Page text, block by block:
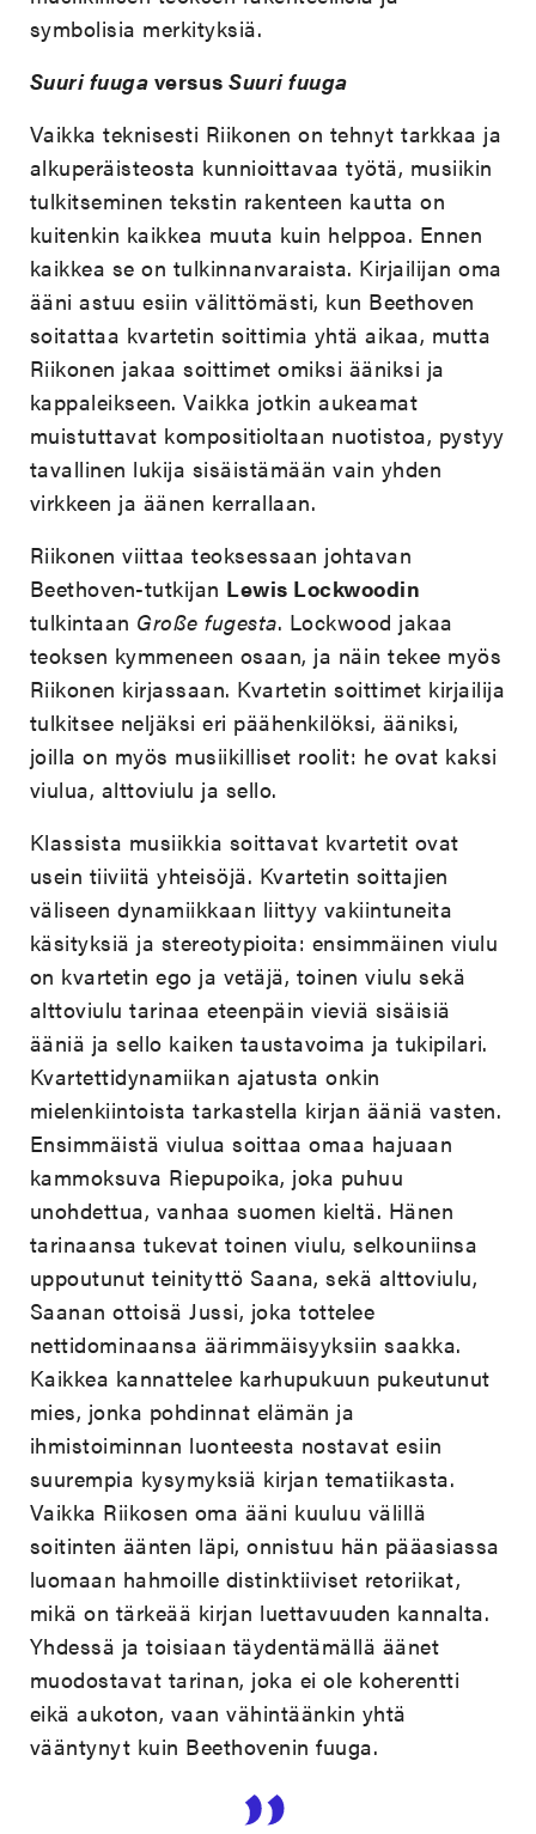
symbolisia merkityksiä.
Suuri fuuga versusSuuri fuuga
Vaikka teknisesti Riikonen on tehnyt tarkkaa ja
alkuperäisteosta kunnioittavaa työtä, musiikin
tulkitseminen tekstin rakenteen kautta on
kuitenkin kaikkea muuta kuin helppoa. Ennen
kaikkea se on tulkinnanvaraista. Kirjailijan oma
ääni astuu esiin välittömästi, kun Beethoven
soitattaa kvartetin soittimia yhtä aikaa, mutta
Riikonen jakaa soittimet omiksi ääniksi ja
kappaleikseen. Vaikka jotkin aukeamat
muistuttavat kompositioltaan nuotistoa, pystyy
tavallinen lukija sisäistämään vain yhden
virkkeen ja äänen kerrallaan.
Riikonen viittaa teoksessaan johtavan
Beethoven-tutkijan Lewis Lockwoodin
tulkintaan Große fugesta. Lockwood jakaa
teoksen kymmeneen osaan, ja näin tekee myös
Riikonen kirjassaan. Kvartetin soittimet kirjailija
tulkitsee neljäksi eri päähenkilöksi, ääniksi,
joilla on myös musiikilliset roolit: he ovat kaksi
viulua, alttoviulu ja sello.
Klassista musiikkia soittavat kvartetit ovat
usein tiiviitä yhteisöjä. Kvartetin soittajien
väliseen dynamiikkaan liittyy vakiintuneita
käsityksiä ja stereotypioita: ensimmäinen viulu
on kvartetin ego ja vetäjä, toinen viulu sekä
alttoviulu tarinaa eteenpäin vieviä sisäisiä
ääniä ja sello kaiken taustavoima ja tukipilari.
Kvartettidynamiikan ajatusta onkin
mielenkiintoista tarkastella kirjan ääniä vasten.
Ensimmäistä viulua soittaa omaa hajuaan
kammoksuva Riepupoika, joka puhuu
unohdettua, vanhaa suomen kieltä. Hänen
tarinaansa tukevat toinen viulu, selkouniinsa
uppoutunut teinityttö Saana, sekä alttoviulu,
Saanan ottoisä Jussi, joka tottelee
nettidominaansa äärimmäisyyksiin saakka.
Kaikkea kannattelee karhupukuun pukeutunut
mies, jonka pohdinnat elämän ja
ihmistoiminnan luonteesta nostavat esiin
suurempia kysymyksiä kirjan tematiikasta.
Vaikka Riikosen oma ääni kuuluu välillä
soitinten äänten läpi, onnistuu hän pääasiassa
luomaan hahmoille distinktiiviset retoriikat,
mikä on tärkeää kirjan luettavuuden kannalta.
Yhdessä ja toisiaan täydentämällä äänet
muodostavat tarinan, joka ei ole koherentti
eikä aukoton, vaan vähintäänkin yhtä
vääntynyt kuin Beethovenin fuuga.